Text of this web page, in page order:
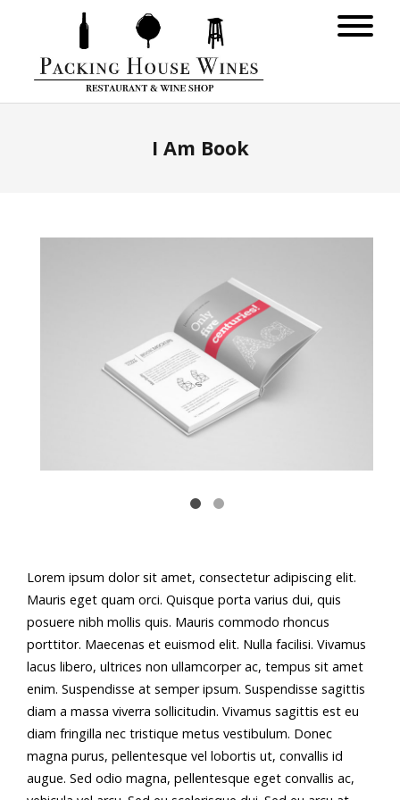
I Am Book
Lorem ipsum dolor sit amet, consectetur adipiscing elit.
Mauris eget quam orci. Quisque porta varius dui, quis
posuere nibh mollis quis. Mauris commodo rhoncus
porttitor. Maecenas et euismod elit. Nulla facilisi. Vivamus
lacus libero, ultrices non ullamcorper ac, tempus sit amet
enim. Suspendisse at semper ipsum. Suspendisse sagittis
diam a massa viverra sollicitudin. Vivamus sagittis est eu
diam fringilla nec tristique metus vestibulum. Donec
magna purus, pellentesque vel lobortis ut, convallis id
augue. Sed odio magna, pellentesque eget convallis ac,